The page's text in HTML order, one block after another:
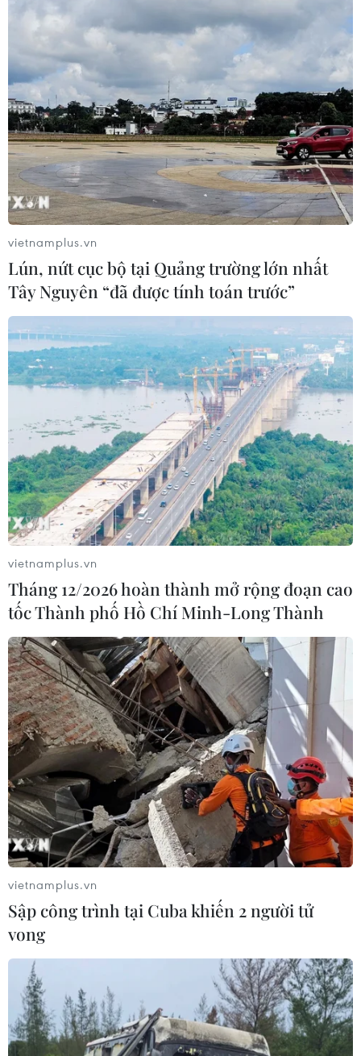
New Zealand cấp phép tạm thời vaccine
của hãng AstraZeneca
29/07/2021 03:29
New Zealand đã đảm bảo được 7,6 triệu liều vaccine
của hãng AstraZeneca thông qua một thỏa thuận mua
trước với hãng này hồi năm ngoái.
Mỹ quy định đeo khẩu trang nơi không
gian kín tại điểm nóng dịch bệnh
29/07/2021 03:58
Theo CDC của Mỹ, biện pháp này cần được thực hiện
ngay lập tức, khi có tới gần 50% các hạt ở nước này có
tỷ lệ lây nhiễm COVID-19 trong cộng đồng ở mức cao.
vietnamplus.vn
Lún, nứt cục bộ tại Quảng trường lớn nhất
Tây Nguyên “đã được tính toán trước”
vietnamplus.vn
Tháng 12/2026 hoàn thành mở rộng đoạn cao
tốc Thành phố Hồ Chí Minh-Long Thành
vietnamplus.vn
Sập công trình tại Cuba khiến 2 người tử
vong